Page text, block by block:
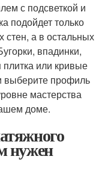
с подсветкой и
подойдет только
стен, а в остальных
впадинки,
или кривые
выберите профиль
мастерства
доме.
нужен